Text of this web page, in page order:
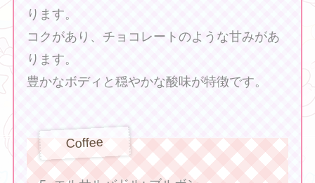
ります。
コクがあり、チョコレートのような甘みがあ
ります。
豊かなボディと穏やかな酸味が特徴です。
Coffee